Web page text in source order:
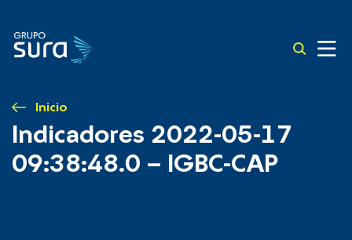
Inicio
Indicadores 2022-05-17
09:38:48.0 – IGBC-CAP